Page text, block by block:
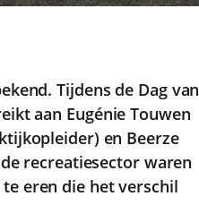
Tijdens de Dag van
aan Eugénie Touwen
en Beerze
recreatiesector waren
eren die het verschil